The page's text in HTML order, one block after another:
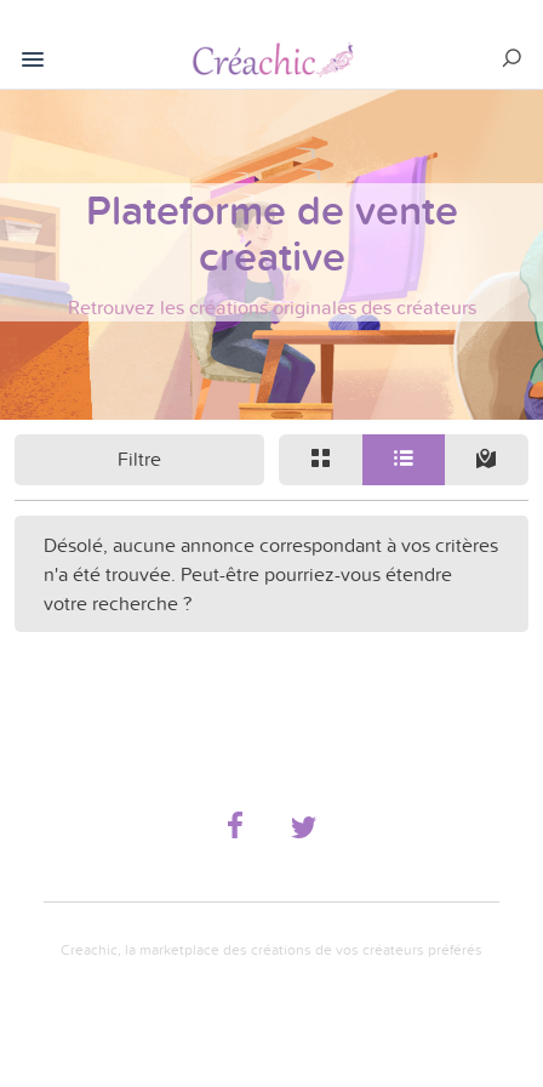
Plateforme de vente
créative
Retrouvez les créations originales des créateurs
Filtre
Désolé, aucune annonce correspondant à vos critères
n'a été trouvée. Peut-être pourriez-vous étendre
votre recherche ?
Creachic, la marketplace des créations de vos créateurs préférés